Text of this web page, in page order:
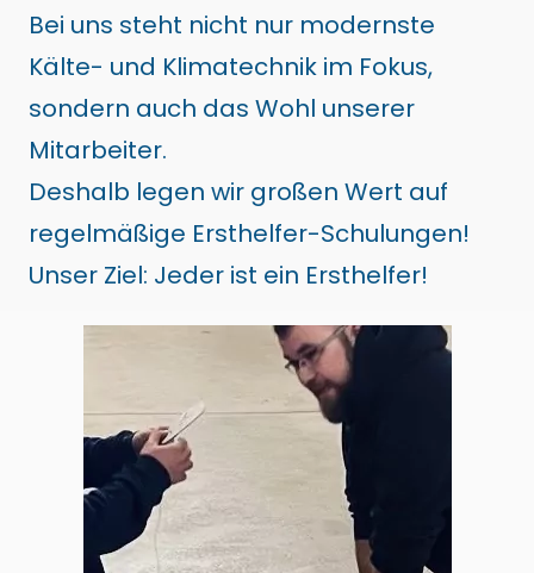
Bei uns steht nicht nur modernste
Kälte- und Klimatechnik im Fokus,
sondern auch das Wohl unserer
Mitarbeiter.
Deshalb legen wir großen Wert auf
regelmäßige Ersthelfer-Schulungen!
Unser Ziel: Jeder ist ein Ersthelfer!